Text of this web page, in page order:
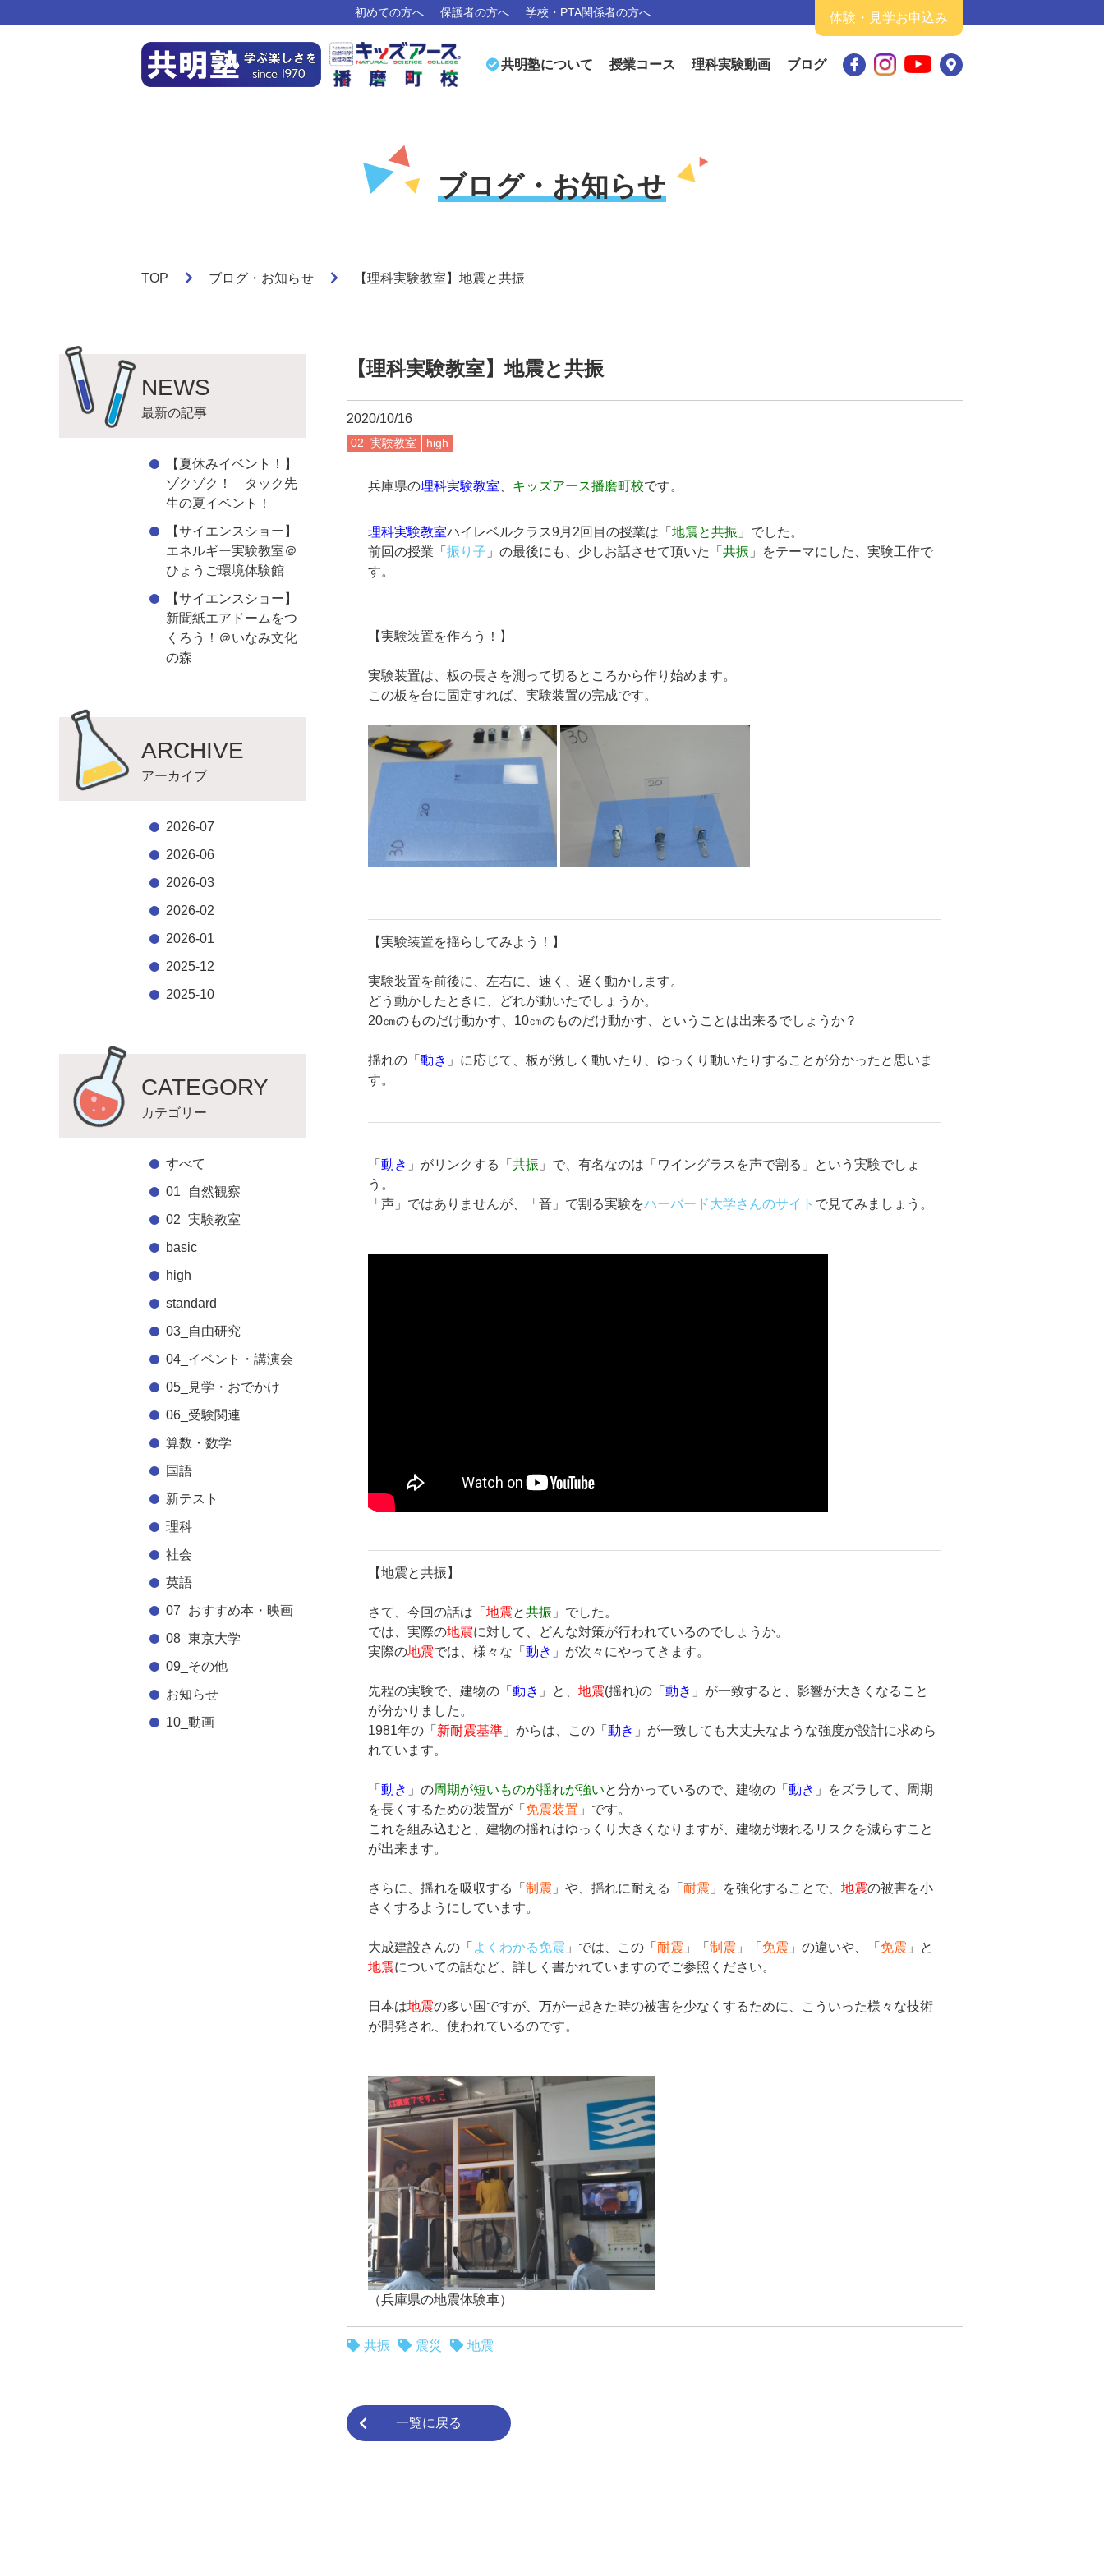
初めての方へ 保護者の方へ 学校・PTA関係者の方へ 体験・見学お申込み
共明塾について 授業コース 理科実験動画 ブログ
ブログ・お知らせ
TOP ブログ・お知らせ 【理科実験教室】地震と共振
NEWS
最新の記事
【夏休みイベント！】
ゾクゾク！ タック先
生の夏イベント！
【サイエンスショー】
エネルギー実験教室＠
ひょうご環境体験館
【サイエンスショー】
新聞紙エアドームをつ
くろう！＠いなみ文化
の森
ARCHIVE
アーカイブ
2026-07
2026-06
2026-03
2026-02
2026-01
2025-12
2025-10
CATEGORY
カテゴリー
すべて
01_自然観察
02_実験教室
basic
high
standard
03_自由研究
04_イベント・講演会
05_見学・おでかけ
06_受験関連
算数・数学
国語
新テスト
理科
社会
英語
07_おすすめ本・映画
08_東京大学
09_その他
お知らせ
10_動画
【理科実験教室】地震と共振
2020/10/16
02_実験教室 high
兵庫県の理科実験教室 キッズアース播磨町校です。
理科実験教室ハイレベルクラス9月2回目の授業は「地震と共振 」でした。
前回の授業「振り子 」の最後にも、少しお話させて頂いた「共振 」をテーマにした、実験工作で
す。
【実験装置を作ろう！】
実験装置は、板の長さを測って切るところから作り始めます。
この板を台に固定すれば、実験装置の完成です。
【実験装置を揺らしてみよう！】
実験装置を前後に、左右に、速く、遅く動かします。
どう動かしたときに、どれが動いたでしょうか。
20㎝のものだけ動かす、10㎝のものだけ動かす、ということは出来るでしょうか？
揺れの「動き 」に応じて、板が激しく動いたり、ゆっくり動いたりすることが分かったと思いま
す。
「動き 」がリンクする「共振 」で、有名なのは「ワイングラスを声で割る」という実験でしょ
う。
「声」ではありませんが、「音」で割る実験をハーバード大学さんのサイト で見てみましょう。
【地震と共振】
さて、今回の話は「地震と共振 」でした。
では、実際の地震に対して、どんな対策が行われているのでしょうか。
実際の地震では、様々な「動き 」が次々にやってきます。
先程の実験で、建物の「動き 」と、地震(揺れ)の「動き 」が一致すると、影響が大きくなること
が分かりました。
1981年の「 新耐震基準 」からは、この「動き 」が一致しても大丈夫なような強度が設計に求めら
れています。
「動き 」の周期が短いものが揺れが強いと分かっているので、建物の「動き 」をズラして、周期
を長くするための装置が「 免震装置 」です。
これを組み込むと、建物の揺れはゆっくり大きくなりますが、建物が壊れるリスクを減らすこと
が出来ます。
さらに、揺れを吸収する「制震 」や、揺れに耐える「耐震 」を強化することで、地震の被害を小
さくするようにしています。
大成建設さんの「 よくわかる免震 」では、この「耐震 」「制震 」「 免震 」の違いや、「 免震 」と
地震についての話など、詳しく書かれていますのでご参照ください。
日本は地震の多い国ですが、万が一起きた時の被害を少なくするために、こういった様々な技術
が開発され、使われているのです。
（兵庫県の地震体験車）
共振 震災 地震
一覧に戻る